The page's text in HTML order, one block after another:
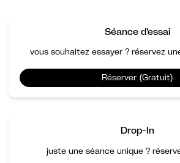
Séance d'essai
vous souhaitez essayer ? réservez
Réserver (Gratuit)
Drop-In
juste une séance unique ?